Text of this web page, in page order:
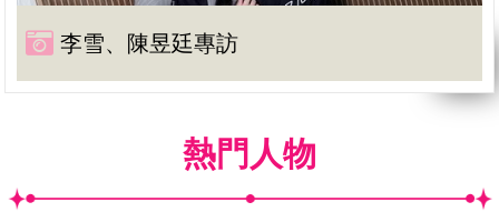
李雪、陳昱廷專訪
熱門人物